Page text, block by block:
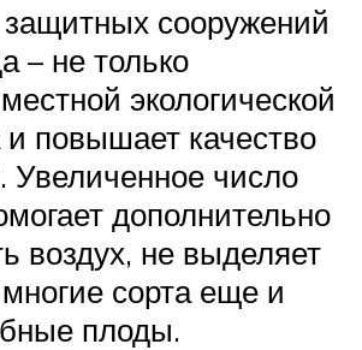
сооружений
– не только
экологической
и повышает качество
Увеличенное число
дополнительно
воздух, не выделяет
сорта еще и
плоды.